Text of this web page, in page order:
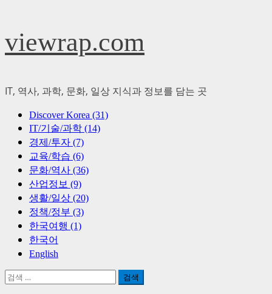
Skip
to
content
viewrap.com
IT, 역사, 과학, 문화, 일상 지식과 정보를 담는 곳
Primary
Menu
Discover Korea (31)
IT/기술/과학 (14)
경제/투자 (7)
교육/학습 (6)
문화/역사 (36)
산업정보 (9)
생활/일상 (20)
정책/정부 (3)
한국여행 (1)
한국어
English
검